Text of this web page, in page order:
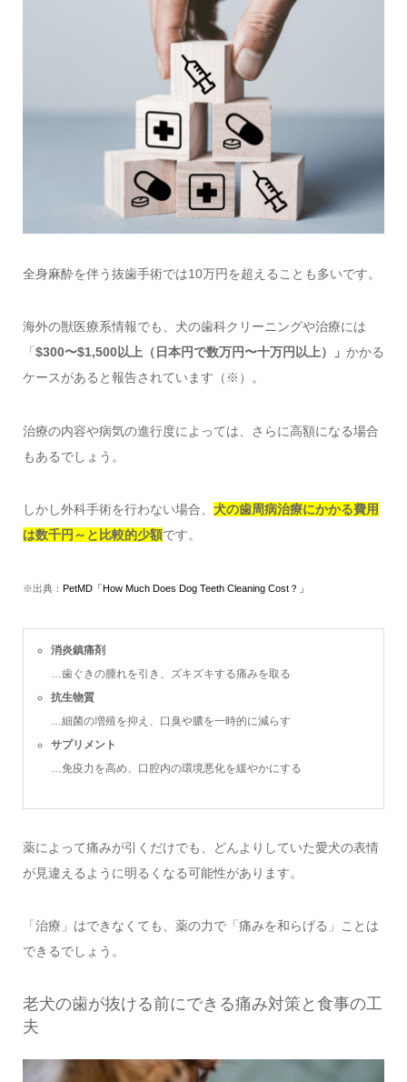
全身麻酔を伴う抜歯手術では10万円を超えることも多いです。
海外の獣医療系情報でも、犬の歯科クリーニングや治療には
「 $300〜$1,500以上（日本円で数万円〜十万円以上）」 かかる
ケースがあると報告されています（※）。
治療の内容や病気の進行度によっては、さらに高額になる場合
もあるでしょう。
しかし外科手術を行わない場合、 犬の歯周病治療にかかる費用
は数千円～と比較的少額です。
※出典： PetMD「How Much Does Dog Teeth Cleaning Cost？」
消炎鎮痛剤
…歯ぐきの腫れを引き、ズキズキする痛みを取る
抗生物質
…細菌の増殖を抑え、口臭や膿を一時的に減らす
サプリメント
…免疫力を高め、口腔内の環境悪化を緩やかにする
薬によって痛みが引くだけでも、どんよりしていた愛犬の表情
が見違えるように明るくなる可能性があります。
「治療」はできなくても、薬の力で「痛みを和らげる」ことは
できるでしょう。
老犬の歯が抜ける前にできる痛み対策と食事の工
夫